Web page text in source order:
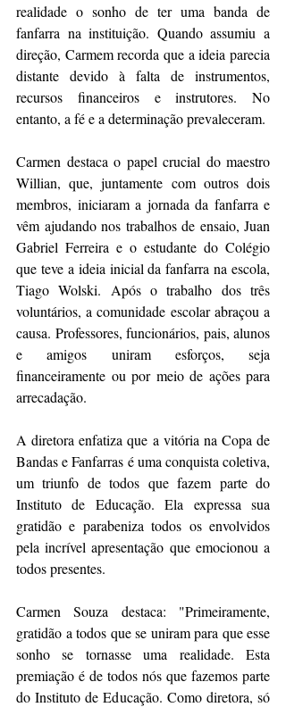
realidade o sonho de ter uma banda de
fanfarra na instituição. Quando assumiu a
direção, Carmem recorda que a ideia parecia
distante devido à falta de instrumentos,
recursos financeiros e instrutores. No
entanto, a fé e a determinação prevaleceram.
Carmen destaca o papel crucial do maestro
Willian, que, juntamente com outros dois
membros, iniciaram a jornada da fanfarra e
vêm ajudando nos trabalhos de ensaio, Juan
Gabriel Ferreira e o estudante do Colégio
que teve a ideia inicial da fanfarra na escola,
Tiago Wolski. Após o trabalho dos três
voluntários, a comunidade escolar abraçou a
causa. Professores, funcionários, pais, alunos
e amigos uniram esforços, seja
financeiramente ou por meio de ações para
arrecadação.
A diretora enfatiza que a vitória na Copa de
Bandas e Fanfarras é uma conquista coletiva,
um triunfo de todos que fazem parte do
Instituto de Educação. Ela expressa sua
gratidão e parabeniza todos os envolvidos
pela incrível apresentação que emocionou a
todos presentes.
Carmen Souza destaca: "Primeiramente,
gratidão a todos que se uniram para que esse
sonho se tornasse uma realidade. Esta
premiação é de todos nós que fazemos parte
do Instituto de Educação. Como diretora, só